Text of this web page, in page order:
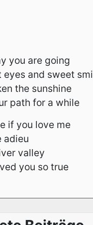
you are going
and sweet
the sunshine
path for a while
if you love me
adieu
valley
you so true